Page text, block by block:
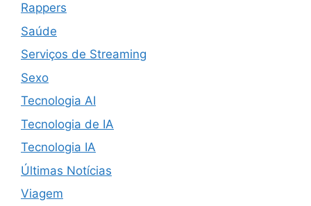
Rappers
Saúde
Serviços de Streaming
Sexo
Tecnologia AI
Tecnologia de IA
Tecnologia IA
Últimas Notícias
Viagem